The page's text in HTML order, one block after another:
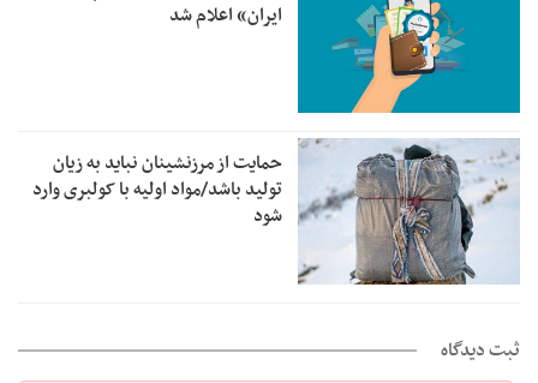
ایران» اعلام شد
حمایت از مرزنشینان نباید به زیان
تولید باشد/مواد اولیه با کولبری وارد
شود
ثبت دیدگاه